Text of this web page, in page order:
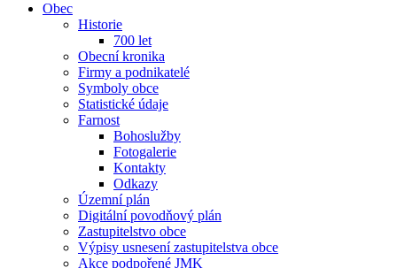
Obec
Historie
700 let
Obecní kronika
Firmy a podnikatelé
Symboly obce
Statistické údaje
Farnost
Bohoslužby
Fotogalerie
Kontakty
Odkazy
Územní plán
Digitální povodňový plán
Zastupitelstvo obce
Výpisy usnesení zastupitelstva obce
Akce podpořené JMK